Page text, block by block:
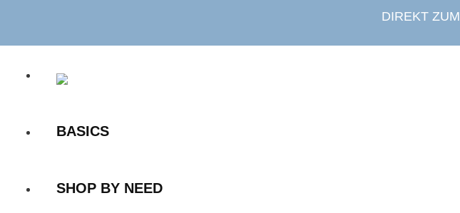
springen
DIREKT ZUM
BASICS
SHOP BY NEED